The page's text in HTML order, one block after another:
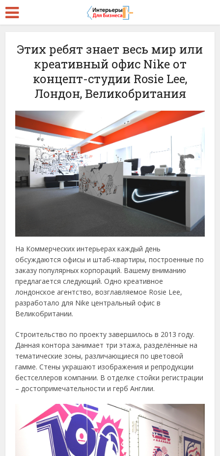
Этих ребят знает весь мир или
креативный офис Nike от
концепт-студии Rosie Lee,
Лондон, Великобритания
На Коммерческих интерьерах каждый день
обсуждаются офисы и штаб-квартиры, построенные по
заказу популярных корпораций. Вашему вниманию
предлагается следующий. Одно креативное
лондонское агентство, возглавляемое Rosie Lee,
разработало для Nike центральный офис в
Великобритании.
Строительство по проекту завершилось в 2013 году.
Данная контора занимает три этажа, разделённые на
тематические зоны, различающиеся по цветовой
гамме. Стены украшают изображения и репродукции
бестселлеров компании. В отделке стойки регистрации
– достопримечательности и герб Англии.